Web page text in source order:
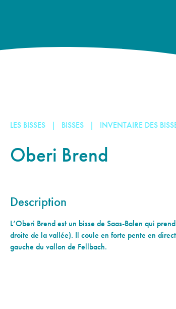
LES BISSES BISSES INVENTAIRE DES
Oberi Brend
Description
L’Oberi Brend est un bisse de Saas-Balen qui
droite de la vallée). Il coule en forte pente en
gauche du vallon de Fellbach.